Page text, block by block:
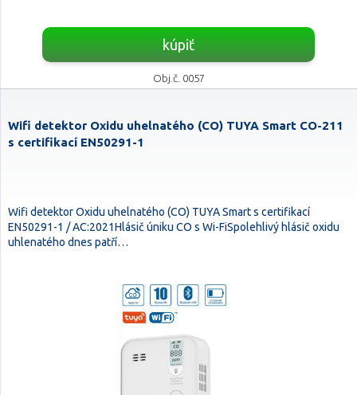
kúpiť
Obj.č. 0057
Wifi detektor Oxidu uhelnatého (CO) TUYA Smart CO-211
s certifikací EN50291-1
Wifi detektor Oxidu uhelnatého (CO) TUYA Smart s certifikací
EN50291-1 / AC:2021Hlásič úniku CO s Wi-FiSpolehlivý hlásič oxidu
uhlenatého dnes patří…